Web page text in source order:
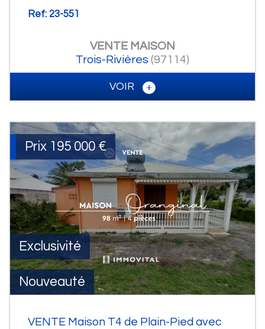
Ref: 23-551
VENTE MAISON
Trois-Rivières (97114)
VOIR
Exclusivité
Nouveauté
Prix 195 000 €
VENTE Maison T4 de Plain-Pied avec